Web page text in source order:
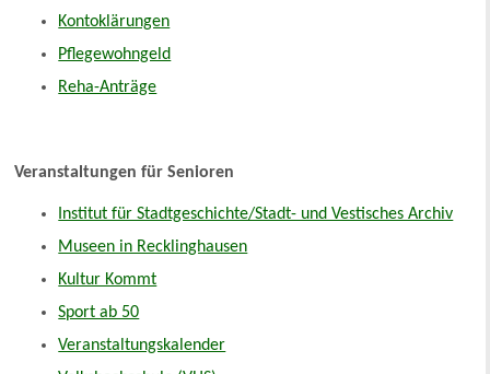
Kontoklärungen
Pflegewohngeld
Reha-Anträge
Veranstaltungen für Senioren
Institut für Stadtgeschichte/Stadt- und Vestisches Archiv
Museen in Recklinghausen
Kultur Kommt
Sport ab 50
Veranstaltungskalender